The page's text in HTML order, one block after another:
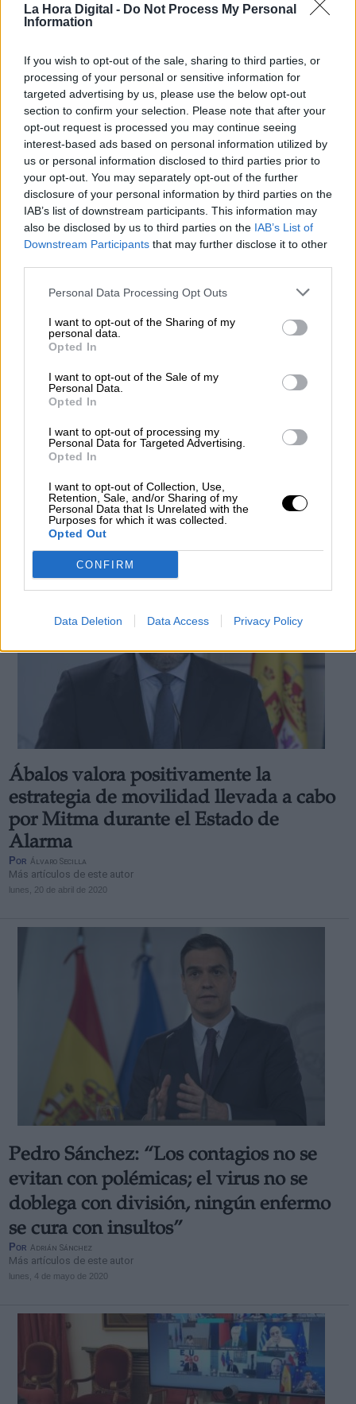
La Hora Digital - Do Not Process My Personal
Information
If you wish to opt-out of the sale, sharing to third parties, or
processing of your personal or sensitive information for
targeted advertising by us, please use the below opt-out
section to confirm your selection. Please note that after your
opt-out request is processed you may continue seeing
interest-based ads based on personal information utilized by
us or personal information disclosed to third parties prior to
your opt-out. You may separately opt-out of the further
disclosure of your personal information by third parties on the
IAB’s list of downstream participants. This information may
also be disclosed by us to third parties on the IAB’s List of
Downstream Participants that may further disclose it to other
Personal Data Processing Opt Outs
I want to opt-out of the Sharing of my
personal data.
Opted In
I want to opt-out of the Sale of my
Personal Data.
Opted In
I want to opt-out of processing my
Personal Data for Targeted Advertising.
Opted In
I want to opt-out of Collection, Use,
Retention, Sale, and/or Sharing of my
Personal Data that Is Unrelated with the
Purposes for which it was collected.
Opted Out
CONFIRM
Data Deletion Data Access Privacy Policy
La Secretaría de Estado de
Comunicación organiza junto a la
prensa un nuevo sistema de preguntas
Álvaro Secilla
Más artículos de este autor
jueves, 2 de abril de 2020
mascarillas“se está desarrollando con
normalidad por los agentes”
Andrea Chaparro Cayuela
Más artículos de este autor
lunes, 13 de abril de 2020
Ábalos valora positivamente la
estrategia de movilidad llevada a cabo
por Mitma durante el Estado de
Alarma
Por Álvaro Secilla
Más artículos de este autor
lunes, 20 de abril de 2020
Pedro Sánchez: “Los contagios no se
evitan con polémicas; el virus no se
doblega con división, ningún enfermo
se cura con insultos”
Por Adrián Sánchez
Más artículos de este autor
lunes, 4 de mayo de 2020